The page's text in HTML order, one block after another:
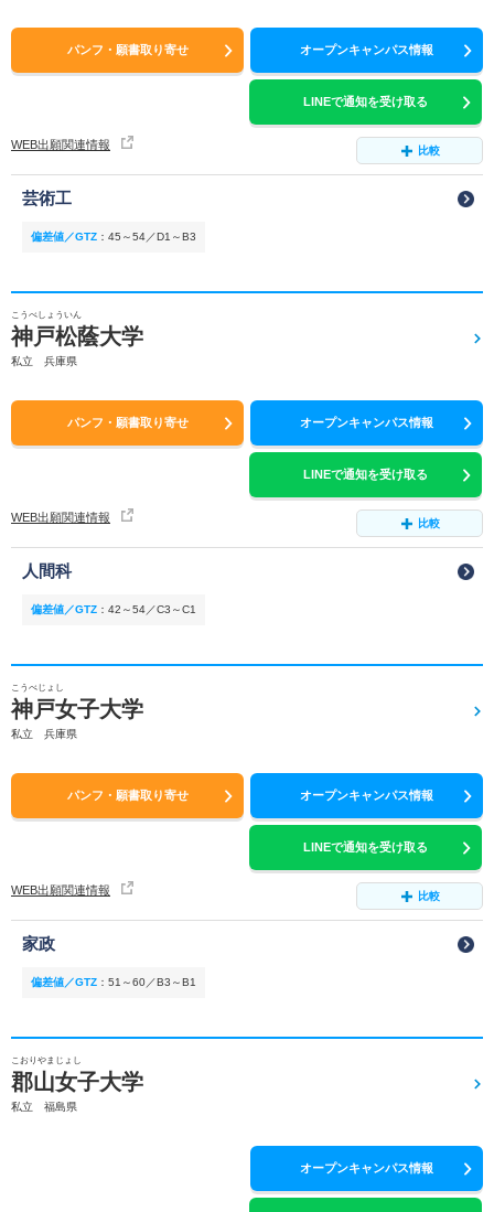
パンフ・願書取り寄せ オープンキャンパス情報
LINEで通知を受け取る
WEB出願関連情報 比較
芸術工
偏差値／GTZ ： 45～54／D1～B3
こうべしょういん
神戸松蔭大学
私立 兵庫県
パンフ・願書取り寄せ オープンキャンパス情報
LINEで通知を受け取る
WEB出願関連情報 比較
人間科
偏差値／GTZ ： 42～54／C3～C1
こうべじょし
神戸女子大学
私立 兵庫県
パンフ・願書取り寄せ オープンキャンパス情報
LINEで通知を受け取る
WEB出願関連情報 比較
家政
偏差値／GTZ ： 51～60／B3～B1
こおりやまじょし
郡山女子大学
私立 福島県
オープンキャンパス情報